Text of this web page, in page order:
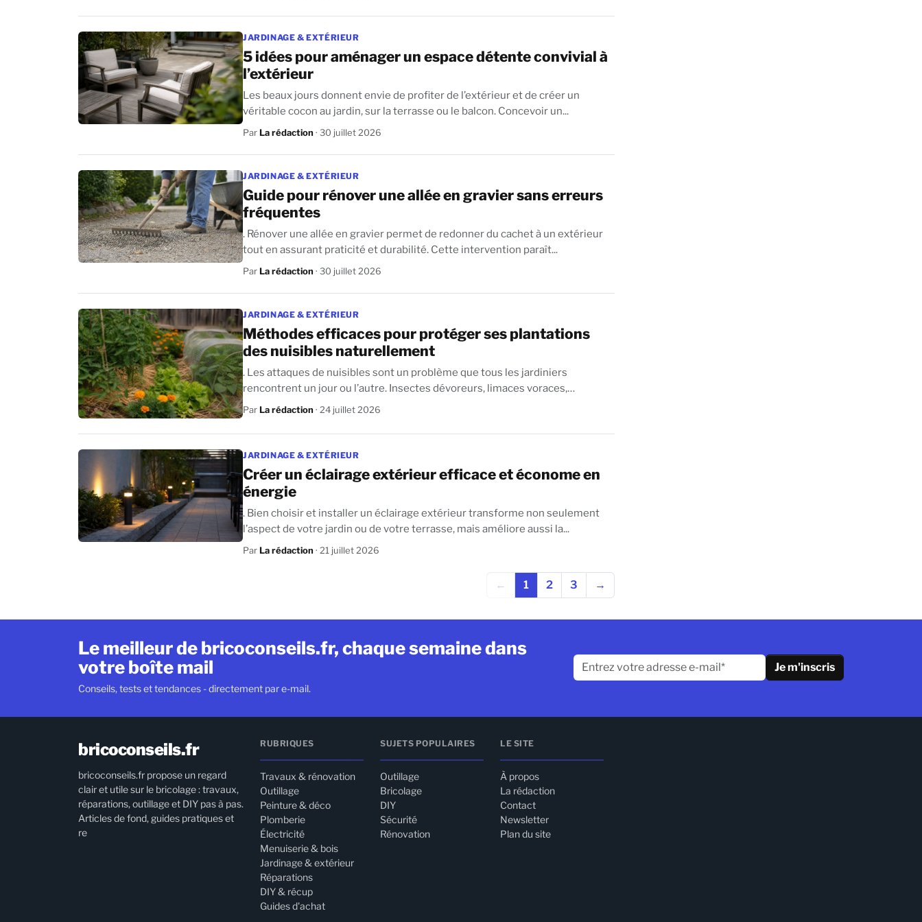
JARDINAGE & EXTÉRIEUR
5 idées pour aménager un espace détente convivial à
l’extérieur
Les beaux jours donnent envie de profiter de l’extérieur et de créer un
véritable cocon au jardin, sur la terrasse ou le balcon. Concevoir un...
Par La rédaction · 30 juillet 2026
JARDINAGE & EXTÉRIEUR
Guide pour rénover une allée en gravier sans erreurs
fréquentes
. Rénover une allée en gravier permet de redonner du cachet à un extérieur
tout en assurant praticité et durabilité. Cette intervention paraît...
Par La rédaction · 30 juillet 2026
JARDINAGE & EXTÉRIEUR
Méthodes efficaces pour protéger ses plantations
des nuisibles naturellement
. Les attaques de nuisibles sont un problème que tous les jardiniers
rencontrent un jour ou l’autre. Insectes dévoreurs, limaces voraces,
maladies...
Par La rédaction · 24 juillet 2026
JARDINAGE & EXTÉRIEUR
Créer un éclairage extérieur efficace et économe en
énergie
. Bien choisir et installer un éclairage extérieur transforme non seulement
l’aspect de votre jardin ou de votre terrasse, mais améliore aussi la...
Par La rédaction · 21 juillet 2026
← 1 2 3 →
Le meilleur de bricoconseils.fr, chaque semaine dans
votre boîte mail
Conseils, tests et tendances - directement par e-mail.
Je m'inscris
bricoconseils.fr
bricoconseils.fr propose un regard
clair et utile sur le bricolage : travaux,
réparations, outillage et DIY pas à pas.
Articles de fond, guides pratiques et
re
RUBRIQUES
Travaux & rénovation
Outillage
Peinture & déco
Plomberie
Électricité
Menuiserie & bois
Jardinage & extérieur
Réparations
DIY & récup
Guides d'achat
SUJETS POPULAIRES
Outillage
Bricolage
DIY
Sécurité
Rénovation
LE SITE
À propos
La rédaction
Contact
Newsletter
Plan du site